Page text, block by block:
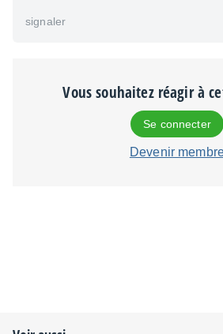
signaler
Vous souhaitez réagir à
Se connecter
Devenir